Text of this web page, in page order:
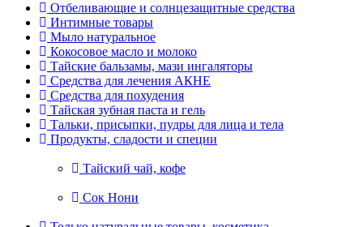
Отбеливающие и солнцезащитные средства
Интимные товары
Мыло натуральное
Кокосовое масло и молоко
Тайские бальзамы, мази ингаляторы
Средства для лечения АКНЕ
Средства для похудения
Тайская зубная паста и гель
Тальки, присыпки, пудры для лица и тела
Продукты, сладости и специи
Тайский чай, кофе
Сок Нони